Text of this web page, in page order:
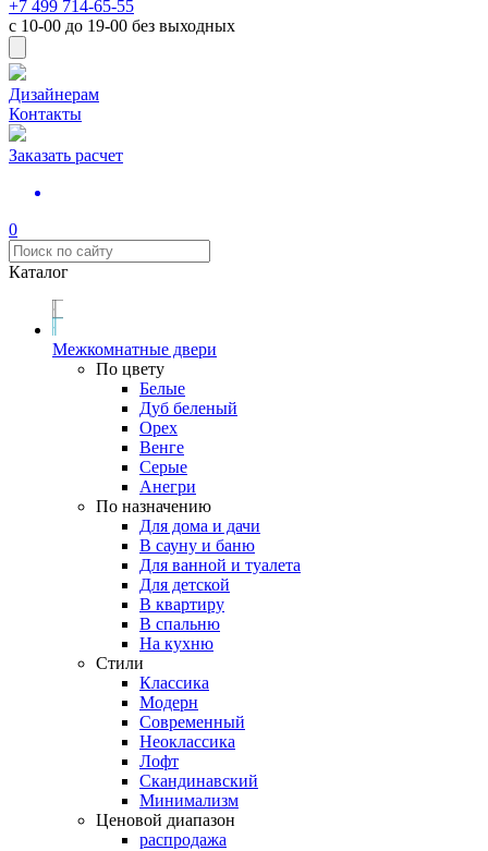
+7 499 714-65-55
с 10-00 до 19-00 без выходных
Дизайнерам
Контакты
Заказать расчет
0
Каталог
Межкомнатные двери
По цвету
Белые
Дуб беленый
Орех
Венге
Серые
Анегри
По назначению
Для дома и дачи
В сауну и баню
Для ванной и туалета
Для детской
В квартиру
В спальню
На кухню
Стили
Классика
Модерн
Современный
Неоклассика
Лофт
Скандинавский
Минимализм
Ценовой диапазон
распродажа